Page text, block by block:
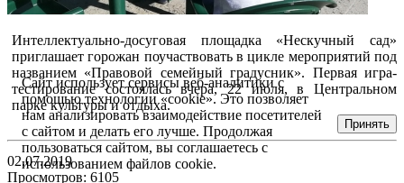
Интеллектуально-досуговая площадка «Нескучный сад»
приглашает горожан поучаствовать в цикле мероприятий под
названием «Правовой семейный градусник». Первая игра-
тестирование состоялась вчера, 22 июля, в Центральном
парке культуры и отдыха.
02.07.2019
Просмотров: 6105
Сайт использует сервисы веб-аналитики с
помощью технологии «cookie». Это позволяет
нам анализировать взаимодействие посетителей
с сайтом и делать его лучше. Продолжая
пользоваться сайтом, вы соглашаетесь с
использованием файлов cookie.
Принять